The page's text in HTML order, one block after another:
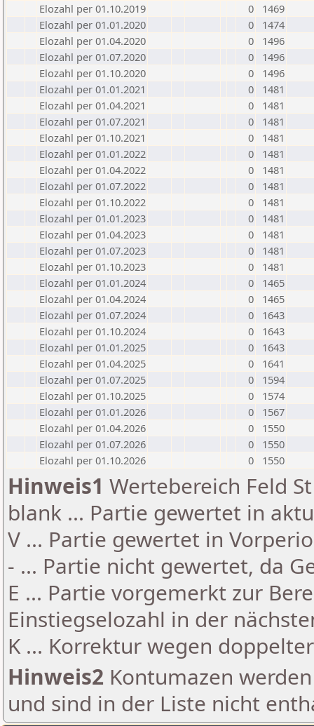
Elozahl per 01.10.2019
0
1469
Elozahl per 01.01.2020
0
1474
Elozahl per 01.04.2020
0
1496
Elozahl per 01.07.2020
0
1496
Elozahl per 01.10.2020
0
1496
Elozahl per 01.01.2021
0
1481
Elozahl per 01.04.2021
0
1481
Elozahl per 01.07.2021
0
1481
Elozahl per 01.10.2021
0
1481
Elozahl per 01.01.2022
0
1481
Elozahl per 01.04.2022
0
1481
Elozahl per 01.07.2022
0
1481
Elozahl per 01.10.2022
0
1481
Elozahl per 01.01.2023
0
1481
Elozahl per 01.04.2023
0
1481
Elozahl per 01.07.2023
0
1481
Elozahl per 01.10.2023
0
1481
Elozahl per 01.01.2024
0
1465
Elozahl per 01.04.2024
0
1465
Elozahl per 01.07.2024
0
1643
Elozahl per 01.10.2024
0
1643
Elozahl per 01.01.2025
0
1643
Elozahl per 01.04.2025
0
1641
Elozahl per 01.07.2025
0
1594
Elozahl per 01.10.2025
0
1574
Elozahl per 01.01.2026
0
1567
Elozahl per 01.04.2026
0
1550
Elozahl per 01.07.2026
0
1550
Elozahl per 01.10.2026
0 1550
Hinweis1 Wertebereich Feld
blank ... Partie gewertet in
V ... Partie gewertet in
- ... Partie nicht gewertet, da
E ... Partie vorgemerkt zur
Einstiegselozahl in der
K ... Korrektur wegen
Hinweis2 Kontumazen
und sind in der Liste nicht